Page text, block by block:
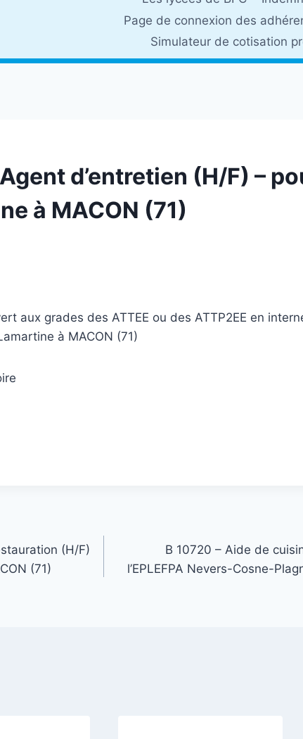
Page de connexion des
Simulateur de cotisation
d’entretien (H/F) –
à MACON (71)
aux grades des ATTEE ou des ATTP2EE en
à MACON (71)
(H/F)
(71)
B 10720 – Aide de
l’EPLEFPA Nevers-Cosne-